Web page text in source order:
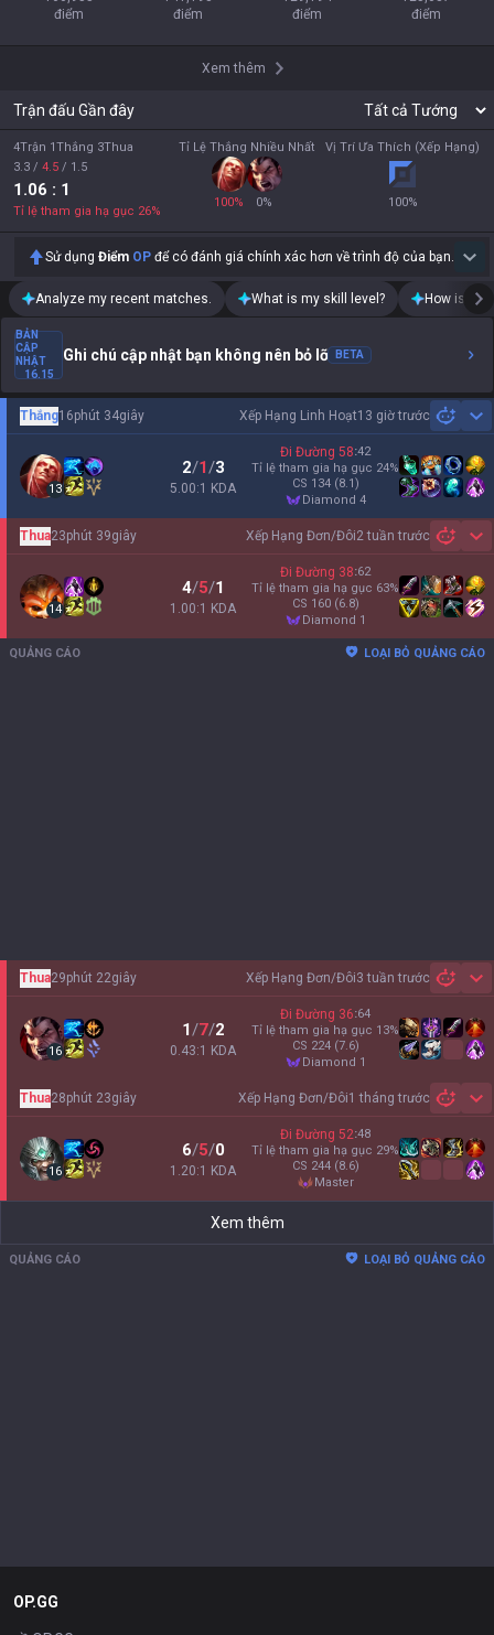
điểm
điểm
điểm
điểm
Xem thêm
Trận đấu Gần đây
4Trận 1Thắng 3Thua
3.3 / 4.5 / 1.5
1.06 : 1
Tỉ lệ tham gia hạ gục 26%
Tỉ Lệ Thắng Nhiều Nhất
100% 0%
Vị Trí Ưa Thích (Xếp Hạng)
100%
Sử dụng Điểm OP để có đánh giá chính xác hơn về trình độ của bạn.
Analyze my recent matches. What is my skill level? How is my
BẢN
CẬP
NHẬT
16.15
Ghi chú cập nhật bạn không nên bỏ lỡ BETA
Xếp Hạng Linh Hoạt13 giờ trước
Thắng16phút 34giây
13
2/1/3
5.00:1 KDA
Đi Đường 58:42
Tỉ lệ tham gia hạ gục 24%
CS 134 (8.1)
diamond 4
Xếp Hạng Đơn/Đôi2 tuần trước
Thua23phút 39giây
14
4/5/1
1.00:1 KDA
Đi Đường 38:62
Tỉ lệ tham gia hạ gục 63%
CS 160 (6.8)
diamond 1
QUẢNG CÁO LOẠI BỎ QUẢNG CÁO
Xếp Hạng Đơn/Đôi3 tuần trước
Thua29phút 22giây
16
1/7/2
0.43:1 KDA
Đi Đường 36:64
Tỉ lệ tham gia hạ gục 13%
CS 224 (7.6)
diamond 1
Xếp Hạng Đơn/Đôi1 tháng trước
Thua28phút 23giây
16
6/5/0
1.20:1 KDA
Đi Đường 52:48
Tỉ lệ tham gia hạ gục 29%
CS 244 (8.6)
master
Xem thêm
QUẢNG CÁO LOẠI BỎ QUẢNG CÁO
OP.GG